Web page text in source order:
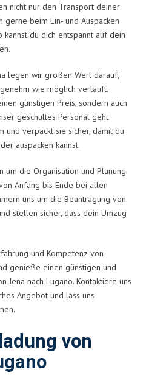
nicht nur den Transport deiner
beim Ein- und Auspacken
du dich entspannt auf dein
legen wir großen Wert darauf,
wie möglich verläuft.
günstigen Preis, sondern auch
geschultes Personal geht
und verpackt sie sicher, damit du
auspacken kannst.
um die Organisation und Planung
Anfang bis Ende bei allen
uns um die Beantragung von
stellen sicher, dass dein Umzug
und Kompetenz von
genieße einen günstigen und
nach Lugano. Kontaktiere uns
Angebot und lass uns
von